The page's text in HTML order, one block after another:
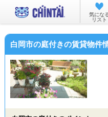
お部
気にな
リスト
白岡市の庭付きの賃貸物件